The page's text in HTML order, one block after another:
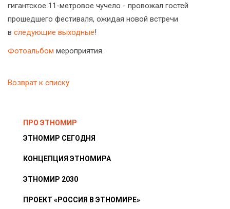
гигантское 11-метровое чучело - провожал гостей
прошедшего фестиваля, ожидая новой встречи
в следующие выходные!
Фотоальбом мероприятия.
Возврат к списку
ПРО ЭТНОМИР
ЭТНОМИР СЕГОДНЯ
КОНЦЕПЦИЯ ЭТНОМИРА
ЭТНОМИР 2030
ПРОЕКТ «РОССИЯ В ЭТНОМИРЕ»